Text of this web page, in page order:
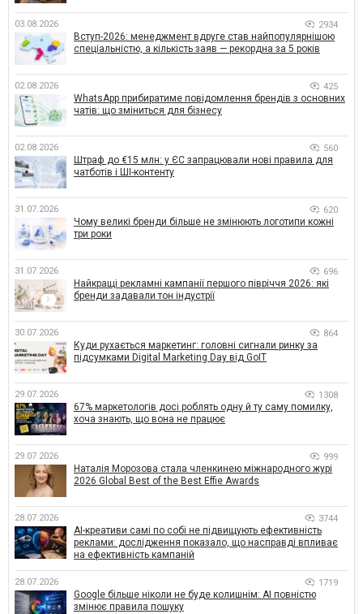
03.08.2026 2934
Вступ-2026: менеджмент вдруге став найпопулярнішою
спеціальністю, а кількість заяв — рекордна за 5 років
02.08.2026 425
WhatsApp прибиратиме повідомлення брендів з основних
чатів: що зміниться для бізнесу
02.08.2026 560
Штраф до €15 млн: у ЄС запрацювали нові правила для
чатботів і ШІ-контенту
31.07.2026 620
Чому великі бренди більше не змінюють логотипи кожні
три роки
31.07.2026 696
Найкращі рекламні кампанії першого півріччя 2026: які
бренди задавали тон індустрії
30.07.2026 864
Куди рухається маркетинг: головні сигнали ринку за
підсумками Digital Marketing Day від GoIT
29.07.2026 1308
67% маркетологів досі роблять одну й ту саму помилку,
хоча знають, що вона не працює
29.07.2026 999
Наталія Морозова стала членкинею міжнародного журі
2026 Global Best of the Best Effie Awards
28.07.2026 3744
AI-креативи самі по собі не підвищують ефективність
реклами: дослідження показало, що насправді впливає
на ефективність кампаній
28.07.2026 1719
Google більше ніколи не буде колишнім: AI повністю
змінює правила пошуку